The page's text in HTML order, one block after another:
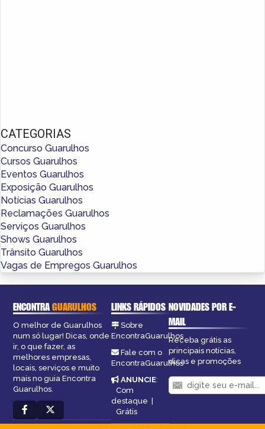
CATEGORIAS
Concurso Guarulhos
Cursos Guarulhos
Eventos Guarulhos
Exposição Guarulhos
Notícias Guarulhos
Reclamações Guarulhos
Serviços Guarulhos
Shows Guarulhos
Trânsito Guarulhos
Vagas de Empregos Guarulhos
ENCONTRAGUARULHOS
O melhor de Guarulhos
num só lugar! Dicas, onde
ir, o que fazer, as
melhores empresas,
locais, serviços e muito
mais no guia Encontra
Guarulhos.
LINKS RÁPIDOS
Sobre
EncontraGuarulhos
Fale com o
EncontraGuarulhos
ANUNCIE:
Com
destaque |
Grátis
NOVIDADES POR E-
MAIL
Receba grátis as
principais notícias,
dicas e promoções